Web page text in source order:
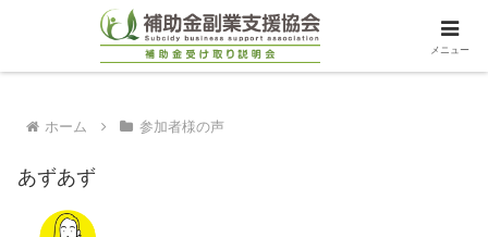
ホーム 参加者様の声
あずあず
メニュー